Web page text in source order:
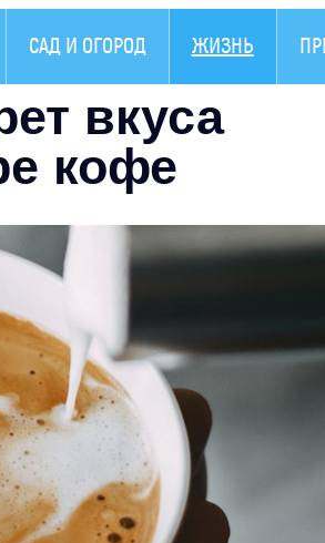
САД И ОГОРОД ЖИЗНЬ
вкуса
кофе